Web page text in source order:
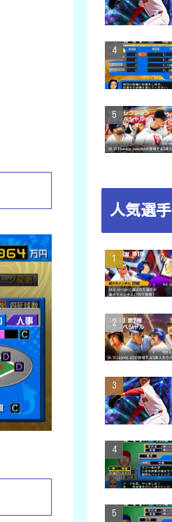
人気選手